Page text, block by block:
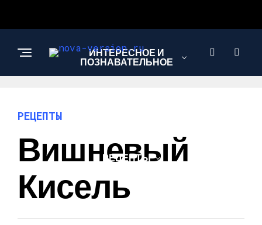
ИНТЕРЕСНОЕ И
ПОЗНАВАТЕЛЬНОЕ
РЕЦЕПТЫ
РЕЦЕПТЫ
Вишневый
Кисель